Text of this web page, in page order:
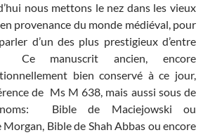
nous mettons le nez dans les vieux
provenance du monde médiéval, pour
d’un des plus prestigieux d’entre
Ce manuscrit ancien, encore
bien conservé à ce jour,
de Ms M 638, mais aussi sous de
Bible de Maciejowski ou
Bible de Shah Abbas ou encore